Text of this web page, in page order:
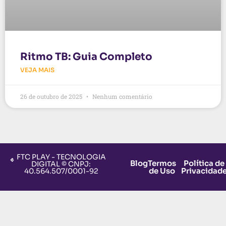
Ritmo TB: Guia Completo
VEJA MAIS
26 de outubro de 2025 Nenhum comentário
FTC PLAY - TECNOLOGIA
DIGITAL © CNPJ:
40.564.507/0001-92
Política de
Termos
de Uso
Blog